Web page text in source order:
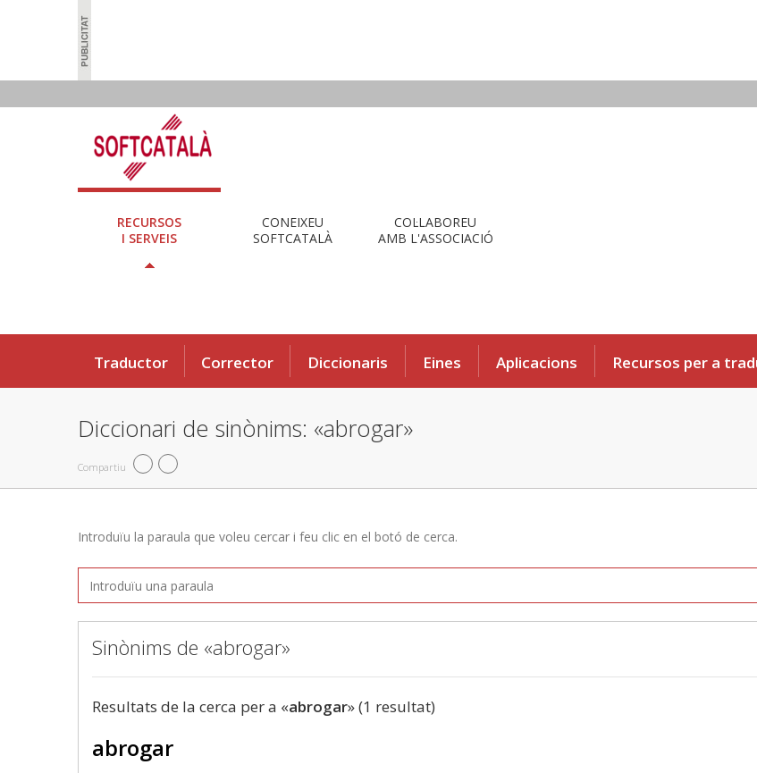
RECURSOS
I SERVEIS
CONEIXEU
SOFTCATALÀ
COL·LABOREU
AMB L'ASSOCIACIÓ
Traductor Corrector Diccionaris Eines Aplicacions Recursos per a
Diccionari de sinònims: «abrogar»
Compartiu
Introduïu la paraula que voleu cercar i feu clic en el botó de cerca.
Sinònims de «abrogar»
Resultats de la cerca per a «abrogar» (1 resultat)
abrogar